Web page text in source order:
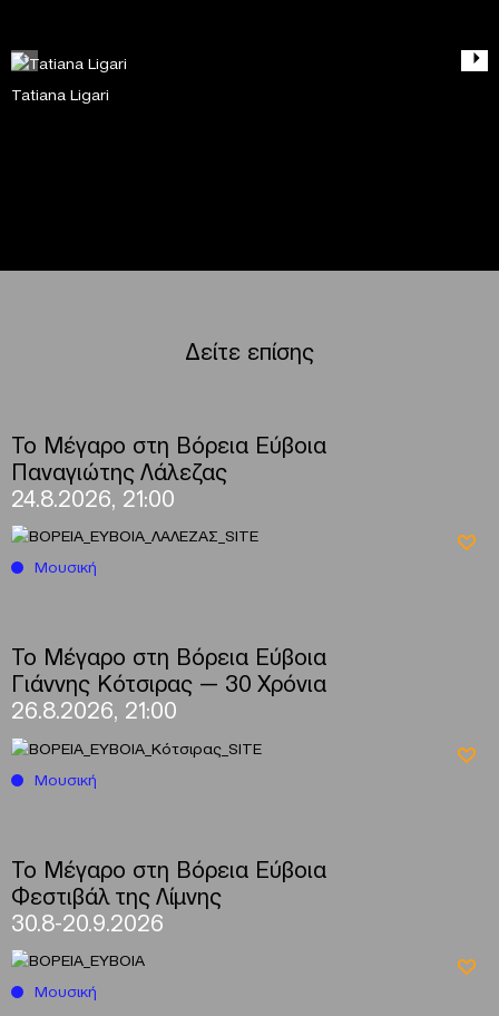
Tatiana Ligari
Δείτε επίσης
Το Μέγαρο στη Βόρεια Εύβοια
Παναγιώτης Λάλεζας
24.8.2026, 21:00
Μουσική
Το Μέγαρο στη Βόρεια Εύβοια
Γιάννης Κότσιρας — 30 Χρόνια
26.8.2026, 21:00
Μουσική
Το Μέγαρο στη Βόρεια Εύβοια
Φεστιβάλ της Λίμνης
30.8-20.9.2026
Μουσική